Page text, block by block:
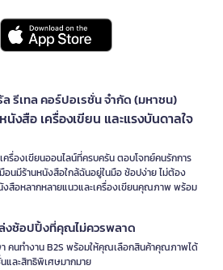
ล รีเทล คอร์ปอเรชั่น จำกัด (มหาชน)
งสือ เครื่องเขียน และแรงบันดาลใจ
ครื่องเขียนออนไลน์ที่ครบครัน ตอบโจทย์คนรักการ
อนมีร้านหนังสือใกล้ฉันอยู่ในมือ ช้อปง่าย ไม่ต้อง
งสือหลากหลายแนวและเครื่องเขียนคุณภาพ พร้อม
งช้อปปิ้งที่คุณไม่ควรพลาด
คนทำงาน B2S พร้อมให้คุณเลือกสินค้าคุณภาพได้
และสิทธิพิเศษมากมาย